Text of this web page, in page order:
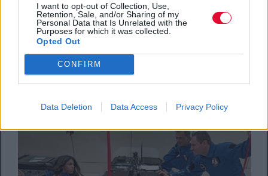
I want to opt-out of Collection, Use,
Retention, Sale, and/or Sharing of my
Personal Data that Is Unrelated with the
Purposes for which it was collected.
Opted Out
CONFIRM
Data Deletion Data Access Privacy Policy
δικαιολογητικών που υπ...
Ναταλία Πετρίτη
07.11.2022